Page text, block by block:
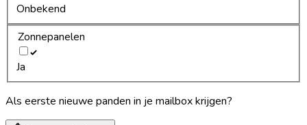
Onbekend
Zonnepanelen
Ja
Als eerste nieuwe panden in je mailbox krijgen?